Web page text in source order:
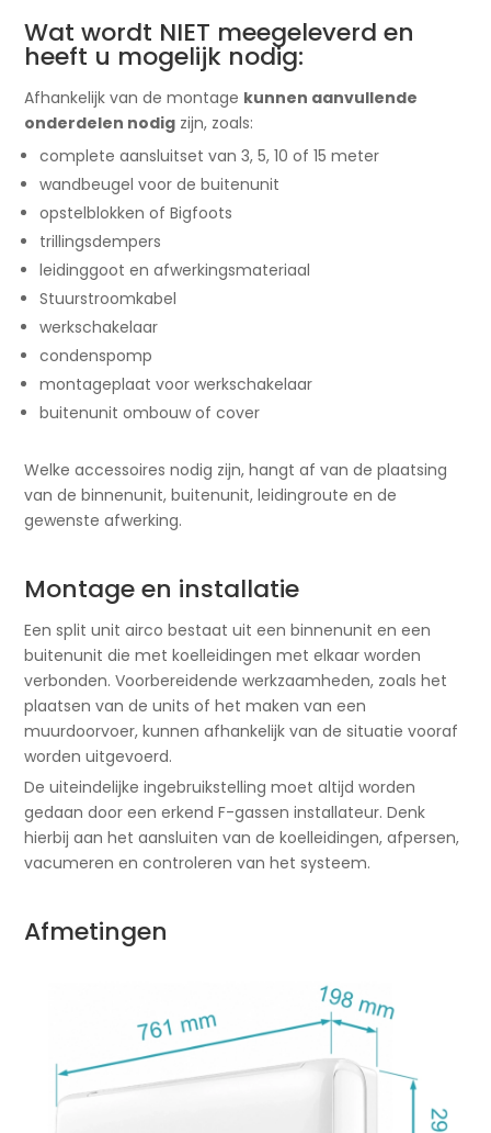
Wat wordt NIET meegeleverd en
heeft u mogelijk nodig:
Afhankelijk van de montage kunnen aanvullende
onderdelen nodig zijn, zoals:
complete aansluitset van 3, 5, 10 of 15 meter
wandbeugel voor de buitenunit
opstelblokken of Bigfoots
trillingsdempers
leidinggoot en afwerkingsmateriaal
Stuurstroomkabel
werkschakelaar
condenspomp
montageplaat voor werkschakelaar
buitenunit ombouw of cover
Welke accessoires nodig zijn, hangt af van de plaatsing
van de binnenunit, buitenunit, leidingroute en de
gewenste afwerking.
Montage en installatie
Een split unit airco bestaat uit een binnenunit en een
buitenunit die met koelleidingen met elkaar worden
verbonden. Voorbereidende werkzaamheden, zoals het
plaatsen van de units of het maken van een
muurdoorvoer, kunnen afhankelijk van de situatie vooraf
worden uitgevoerd.
De uiteindelijke ingebruikstelling moet altijd worden
gedaan door een erkend F-gassen installateur. Denk
hierbij aan het aansluiten van de koelleidingen, afpersen,
vacumeren en controleren van het systeem.
Afmetingen